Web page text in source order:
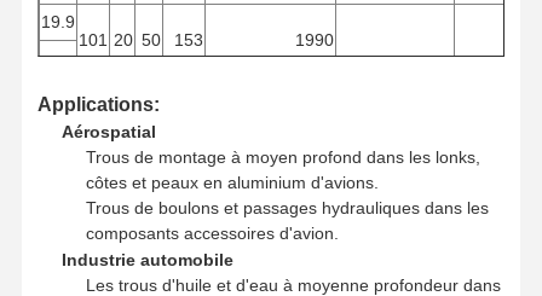
19.9
101 20 50 153 1990
101 20
Applications:
Aérospatial
Trous de montage à moyen profond dans les lonks,
côtes et peaux en aluminium d'avions.
Trous de boulons et passages hydrauliques dans les
composants accessoires d'avion.
Industrie automobile
Les trous d'huile et d'eau à moyenne profondeur dans